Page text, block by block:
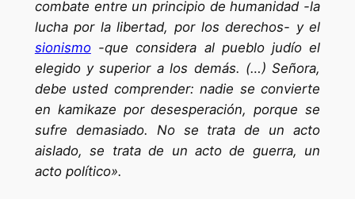
combate entre un principio de humanidad -la
lucha por la libertad, por los derechos- y el
sionismo-que considera al pueblo judío el
elegido y superior a los demás. (…) Señora,
debe usted comprender: nadie se convierte
en kamikaze por desesperación, porque se
sufre demasiado. No se trata de un acto
aislado, se trata de un acto de guerra, un
acto político».